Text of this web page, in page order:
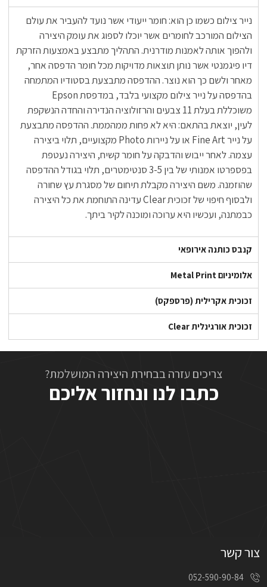
נייר צילום כשמו כן הוא: חומר ייעודי אשר נועד להעביר את עולם
הצילום המורכב לחומרים אשר יוכלו לספוג את עומק היצירה
ולהפוך אותה לאמנות מודרנית. התהליך מתבצע באמצעות הזרקת
דיו פיגמנטי אשר נותן תוצאות מדויקות מכל חומר הדפסה אחר,
מאחר ולשם כך הוא נוצר. ההדפסה מתבצעת בסטודיו המתמחה
בהדפסה על נייר צילום מקצועי בלבד, במדפסת Epson
משוכללת בעלת 11 צבעים והרזולוציה הנדירה והחדה הנשקפת
לעין, יוצאת בהתאם: היא לא פחות ממהממת. ההדפסה מתבצעת
על נייר Fine Art או על ניירות Photo מקצועיים, תלוי ביצירה
עצמה. לאחר ייבוש והדבקה על חומר קשיח, היצירה נעטפת
בפספרטו אמנותי של בין 3-5 סנטימטרים, תלוי בגודל ההדפסה
שהוזמנה. משם היצירה מקבלת תיחום של מסגרת עץ שחורה
ולבסוף חיפוי של זכוכית Clear עדינה התוחמת את כל היצירה
כבמתנה, ועכשיו היא ערוכה ומוכנה לקיר ביתך.
קנבס כותנה אירופאי
אלומיניום Metal Print
זכוכית אקרילית (פרספקס)
זכוכית אורגינלית Clear
צריכים עזרה בבחירת היצירה המושלמת?
כתבו לנו ונחזור אליכם
צור קשר
052-590-90-84